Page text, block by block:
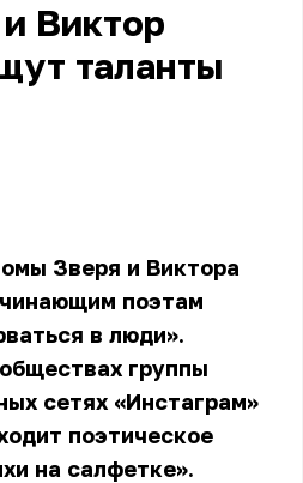
Виктор
таланты
Зверя и Виктора
поэтам
в люди».
группы
сетях «Инстаграм»
поэтическое
на салфетке».